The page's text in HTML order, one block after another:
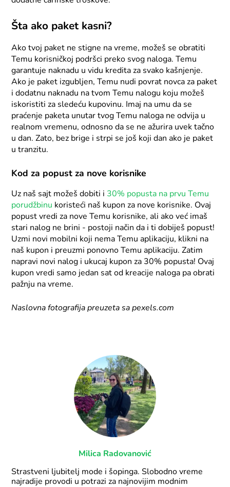
Šta ako paket kasni?
Ako tvoj paket ne stigne na vreme, možeš se obratiti
Temu korisničkoj podršci preko svog naloga. Temu
garantuje naknadu u vidu kredita za svako kašnjenje.
Ako je paket izgubljen, Temu nudi povrat novca za paket
i dodatnu naknadu na tvom Temu nalogu koju možeš
iskoristiti za sledeću kupovinu. Imaj na umu da se
praćenje paketa unutar tvog Temu naloga ne odvija u
realnom vremenu, odnosno da se ne ažurira uvek tačno
u dan. Zato, bez brige i strpi se još koji dan ako je paket
u tranzitu.
Kod za popust za nove korisnike
Uz naš sajt možeš dobiti i 30% popusta na prvu Temu
porudžbinu koristeći naš kupon za nove korisnike. Ovaj
popust vredi za nove Temu korisnike, ali ako već imaš
stari nalog ne brini - postoji način da i ti dobiješ popust!
Uzmi novi mobilni koji nema Temu aplikaciju, klikni na
naš kupon i preuzmi ponovno Temu aplikaciju. Zatim
napravi novi nalog i ukucaj kupon za 30% popusta! Ovaj
kupon vredi samo jedan sat od kreacije naloga pa obrati
pažnju na vreme.
Naslovna fotografija preuzeta sa pexels.com
Milica Radovanović
Strastveni ljubitelj mode i šopinga. Slobodno vreme
najradije provodi u potrazi za najnovijim modnim